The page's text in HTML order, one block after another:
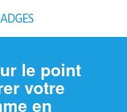
ADGES
le point
votre
en